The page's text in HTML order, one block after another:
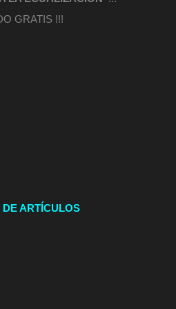
GRATIS !!!
DE ARTÍCULOS